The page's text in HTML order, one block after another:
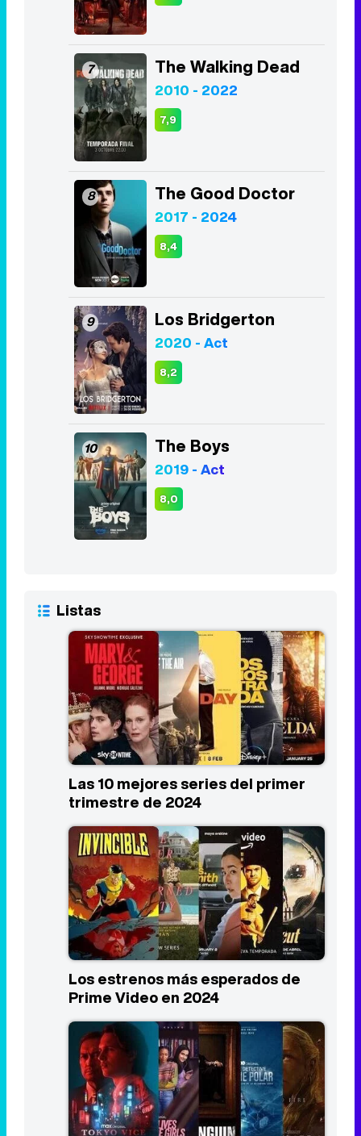
7,9
8 The Good Doctor
2017 - 2024
8,4
9 Los Bridgerton
2020 - Act
8,2
10 The Boys
2019 - Act
8,0
Listas
Las 10 mejores series del primer
trimestre de 2024
Los estrenos más esperados de
Prime Video en 2024
Los estrenos más esperados de
HBO Max en 2024